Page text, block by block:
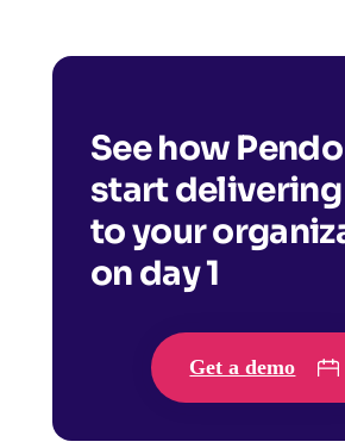
See how
start
to your
on day 1
Get a demo